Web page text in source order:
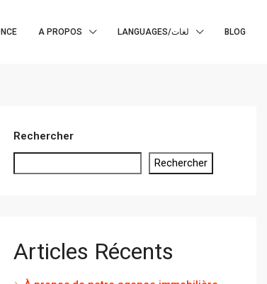
A PROPOS LANGUAGES/لغات BLOG
Rechercher
Rechercher
Articles Récents